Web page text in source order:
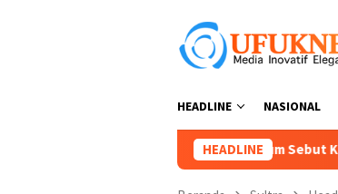
HEADLINE NASIONAL
HEADLINE
Kuasa Hukum Sebut Kasus Tukar Guling Tanah